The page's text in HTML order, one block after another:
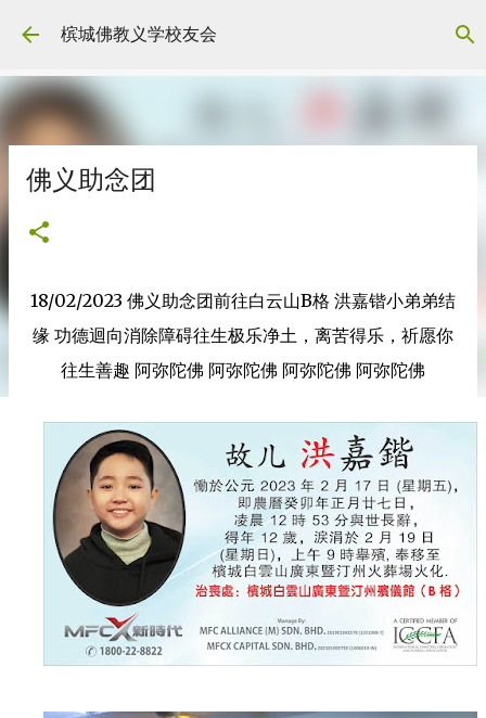
Skip to main content
槟城佛教义学校友会
佛义助念团
18/02/2023 佛义助念团前往白云山B格 洪嘉锴小弟弟结
缘 功德迴向消除障碍往生极乐净土，离苦得乐，祈愿你
往生善趣 阿弥陀佛 阿弥陀佛 阿弥陀佛 阿弥陀佛